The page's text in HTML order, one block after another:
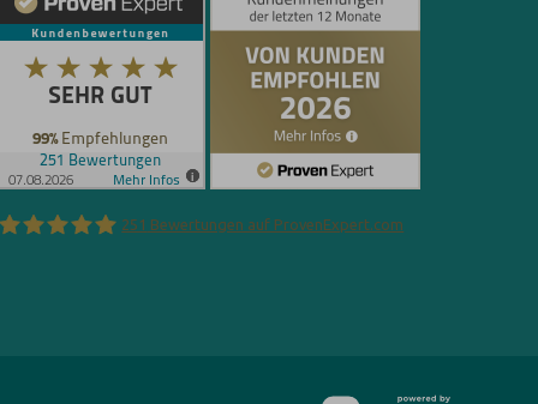
251 Bewertungen auf ProvenExpert.com